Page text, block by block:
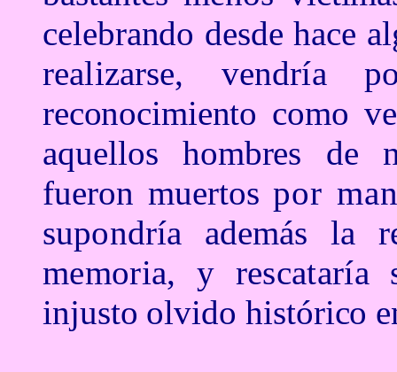
celebrando desde hace
realizarse,
reconocimiento como
aquellos hombres de
fueron muertospor
supondría además la
memoria, y
injusto olvido histórico